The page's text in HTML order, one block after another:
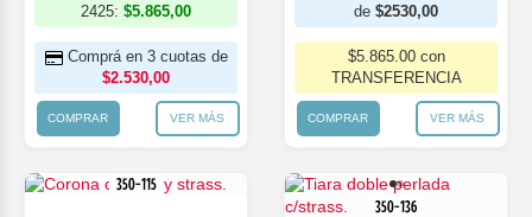
2425: $5.865,00
Comprá en 3 cuotas de
$2.530,00
COMPRAR VER MÁS
de $2530,00
$5.865.00 con
TRANSFERENCIA
COMPRAR VER MÁS
350-115
350-136